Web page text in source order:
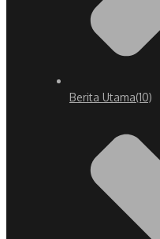
Berita Utama(10)